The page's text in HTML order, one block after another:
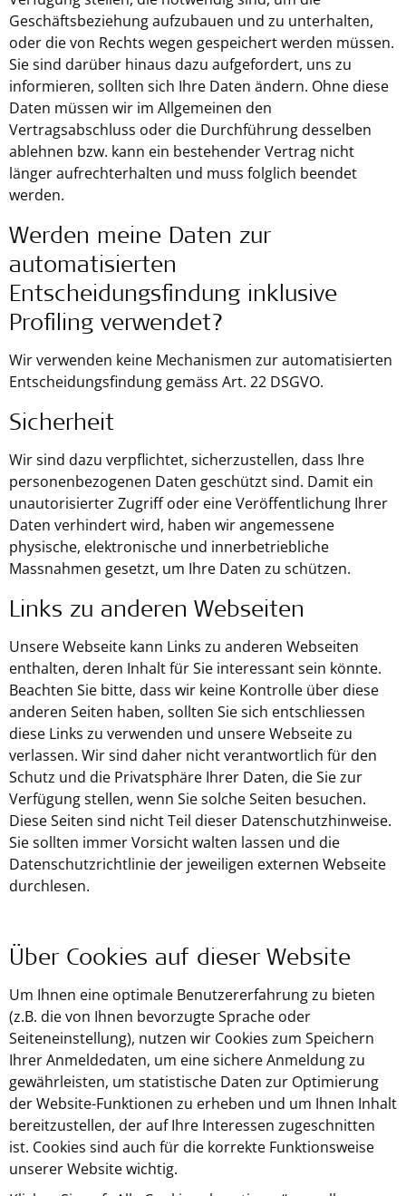
Geschäftsbeziehung aufzubauen und zu unterhalten,
oder die von Rechts wegen gespeichert werden müssen.
Sie sind darüber hinaus dazu aufgefordert, uns zu
informieren, sollten sich Ihre Daten ändern. Ohne diese
Daten müssen wir im Allgemeinen den
Vertragsabschluss oder die Durchführung desselben
ablehnen bzw. kann ein bestehender Vertrag nicht
länger aufrechterhalten und muss folglich beendet
werden.
Werden meine Daten zur
automatisierten
Entscheidungsfindung inklusive
Profiling verwendet?
Wir verwenden keine Mechanismen zur automatisierten
Entscheidungsfindung gemäss Art. 22 DSGVO.
Sicherheit
Wir sind dazu verpflichtet, sicherzustellen, dass Ihre
personenbezogenen Daten geschützt sind. Damit ein
unautorisierter Zugriff oder eine Veröffentlichung Ihrer
Daten verhindert wird, haben wir angemessene
physische, elektronische und innerbetriebliche
Massnahmen gesetzt, um Ihre Daten zu schützen.
Links zu anderen Webseiten
Unsere Webseite kann Links zu anderen Webseiten
enthalten, deren Inhalt für Sie interessant sein könnte.
Beachten Sie bitte, dass wir keine Kontrolle über diese
anderen Seiten haben, sollten Sie sich entschliessen
diese Links zu verwenden und unsere Webseite zu
verlassen. Wir sind daher nicht verantwortlich für den
Schutz und die Privatsphäre Ihrer Daten, die Sie zur
Verfügung stellen, wenn Sie solche Seiten besuchen.
Diese Seiten sind nicht Teil dieser Datenschutzhinweise.
Sie sollten immer Vorsicht walten lassen und die
Datenschutzrichtlinie der jeweiligen externen Webseite
durchlesen.
Über Cookies auf dieser Website
Um Ihnen eine optimale Benutzererfahrung zu bieten
(z.B. die von Ihnen bevorzugte Sprache oder
Seiteneinstellung), nutzen wir Cookies zum Speichern
Ihrer Anmeldedaten, um eine sichere Anmeldung zu
gewährleisten, um statistische Daten zur Optimierung
der Website-Funktionen zu erheben und um Ihnen Inhalt
bereitzustellen, der auf Ihre Interessen zugeschnitten
ist. Cookies sind auch für die korrekte Funktionsweise
unserer Website wichtig.